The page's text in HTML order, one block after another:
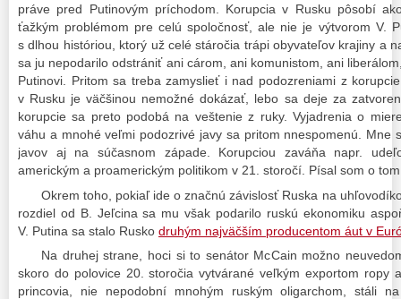
práve pred Putinovým príchodom. Korupcia v Rusku pôsobí
ťažkým problémom pre celú spoločnosť, ale nie je výtvorom V.
s dlhou históriou, ktorý už celé stáročia trápi obyvateľov krajiny a
sa ju nepodarilo odstrániť ani cárom, ani komunistom, ani
Putinovi. Pritom sa treba zamyslieť i nad podozreniami z
v Rusku je väčšinou nemožné dokázať, lebo sa deje za
korupcie sa preto podobá na veštenie z ruky. Vyjadrenia o
váhu a mnohé veľmi podozrivé javy sa pritom nnespomenú. Mne
javov aj na súčasnom západe. Korupciou zaváňa napr.
americkým a proamerickým politikom v 21. storočí. Písal som o
Okrem toho, pokiaľ ide o značnú závislosť Ruska na
rozdiel od B. Jeľcina sa mu však podarilo ruskú ekonomiku
V. Putina sa stalo Rusko druhým najväčším producentom áut v
Na druhej strane, hoci si to senátor McCain možno
skoro do polovice 20. storočia vytvárané veľkým exportom ropy
princovia, nie nepodobní mnohým ruským oligarchom, stáli